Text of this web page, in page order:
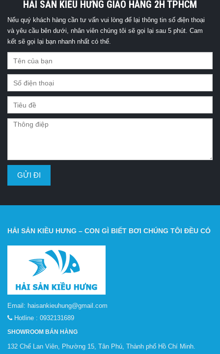
HẢI SẢN KIỀU HƯNG GIAO HÀNG 2H TPHCM
Nếu quý khách hàng cần tư vấn vui lòng để lại thông tin số điện thoại
và yêu cầu bên dưới, nhân viên chúng tôi sẽ gọi lại sau 5 phút. Cam
kết sẽ gọi lại bạn nhanh nhất có thể.
HẢI SẢN KIỀU HƯNG – CON GÌ BIẾT BƠI CHÚNG TÔI ĐỀU CÓ
Email: haisankieuhung@gmail.com
Hotline : 0932131689
SHOWROOM BÁN HÀNG
132 Chế Lan Viên, Phường 15, Tân Phú, Thành phố Hồ Chí Minh.